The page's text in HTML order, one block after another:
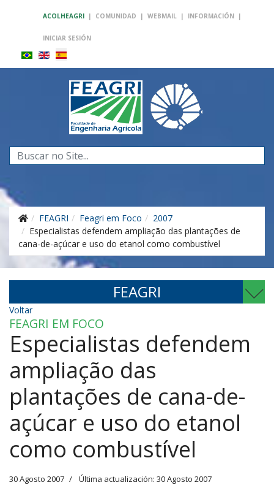
ACOLHEAGRI | COMUNIDAD | WEBMAIL | INFORMACIÓN |
INICIAR SESIÓN
Buscar...
FEAGRI Feagri em Foco
2007
Especialistas defendem ampliação das plantações de
cana-de-açúcar e uso do etanol como combustível
FEAGRI
Voltar
FEAGRI EM FOCO
Especialistas defendem
ampliação das
plantações de cana-de-
açúcar e uso do etanol
como combustível
30 Agosto 2007 Última actualización: 30 Agosto 2007